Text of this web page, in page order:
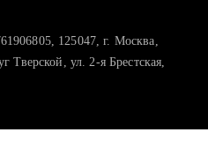
125047, г. Москва,
Тверской, ул. 2-я Брестская,